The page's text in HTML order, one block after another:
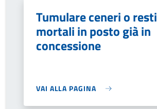
Tumulare ceneri o resti
mortali in posto già in
concessione
VAI ALLA PAGINA